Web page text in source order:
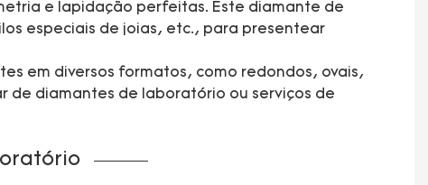
e lapidação perfeitas. Este diamante de
especiais de joias, etc., para presentear
em diversos formatos, como redondos, ovais,
de diamantes de laboratório ou serviços de